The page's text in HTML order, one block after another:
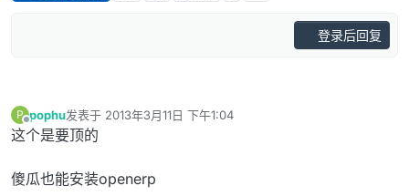
登录后回复
P
离线
pophu发表于 2013年3月11日 下午1:04
最后由 编辑
这个是要顶的
傻瓜也能安装openerp